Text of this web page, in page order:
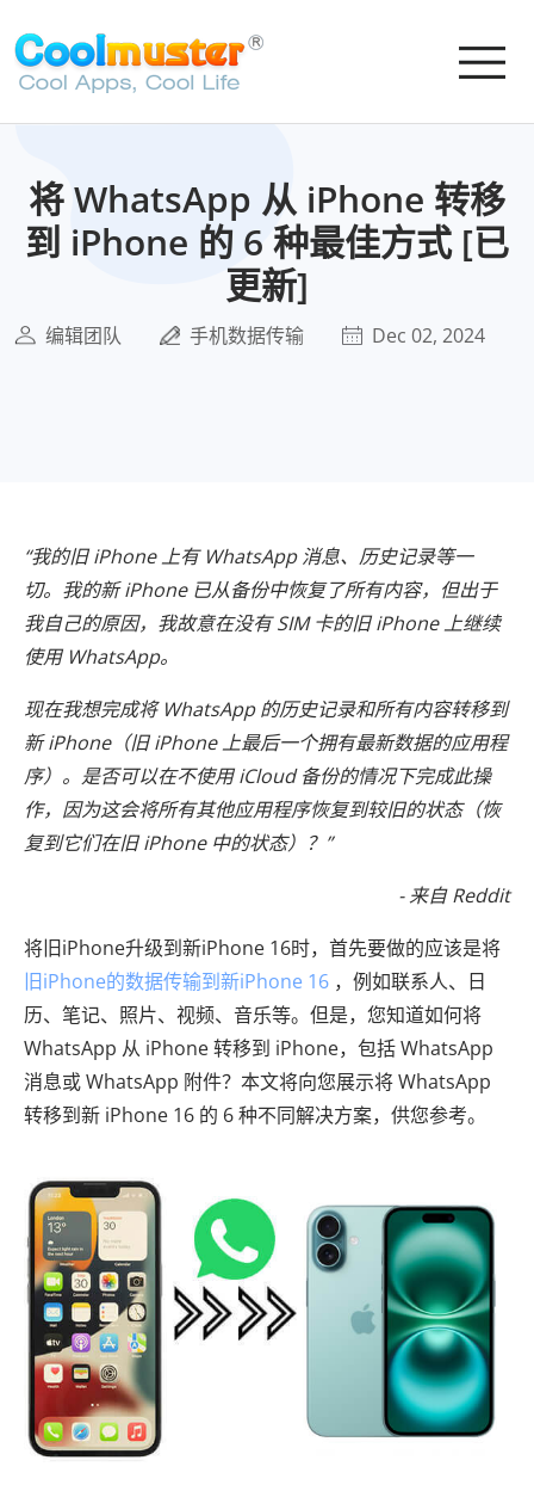
将 WhatsApp 从 iPhone 转移
到 iPhone 的 6 种最佳方式 [已
更新]
编辑团队 手机数据传输 Dec 02, 2024
“我的旧 iPhone 上有 WhatsApp 消息、历史记录等一
切。我的新 iPhone 已从备份中恢复了所有内容，但出于
我自己的原因，我故意在没有 SIM 卡的旧 iPhone 上继续
使用 WhatsApp。
现在我想完成将 WhatsApp 的历史记录和所有内容转移到
新 iPhone（旧 iPhone 上最后一个拥有最新数据的应用程
序）。是否可以在不使用 iCloud 备份的情况下完成此操
作，因为这会将所有其他应用程序恢复到较旧的状态（恢
复到它们在旧 iPhone 中的状态）？”
- 来自 Reddit
将旧iPhone升级到新iPhone 16时，首先要做的应该是将
旧iPhone的数据传输到新iPhone 16 ，例如联系人、日
历、笔记、照片、视频、音乐等。但是，您知道如何将
WhatsApp 从 iPhone 转移到 iPhone，包括 WhatsApp
消息或 WhatsApp 附件？本文将向您展示将 WhatsApp
转移到新 iPhone 16 的 6 种不同解决方案，供您参考。